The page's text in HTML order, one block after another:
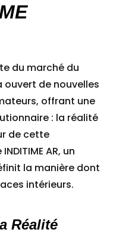
du marché du
de nouvelles
offrant une
: la réalité
de cette
AR, un
la manière dont
intérieurs.
Réalité